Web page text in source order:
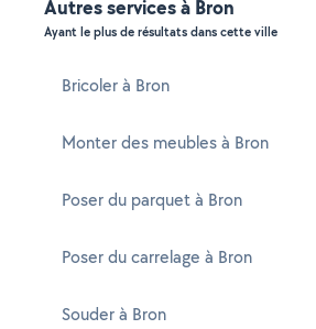
Autres services à Bron
Ayant le plus de résultats dans cette ville
Bricoler à Bron
Monter des meubles à Bron
Poser du parquet à Bron
Poser du carrelage à Bron
Souder à Bron